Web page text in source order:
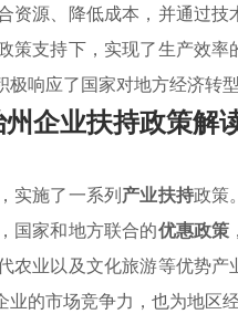
资源、降低成本，并通过
策支持下，实现了生产效
响应了国家对地方经济转型
企业扶持政策解
实施了一系列产业扶持政策
国家和地方联合的优惠政策
农业以及文化旅游等优势产
的市场竞争力，也为地区